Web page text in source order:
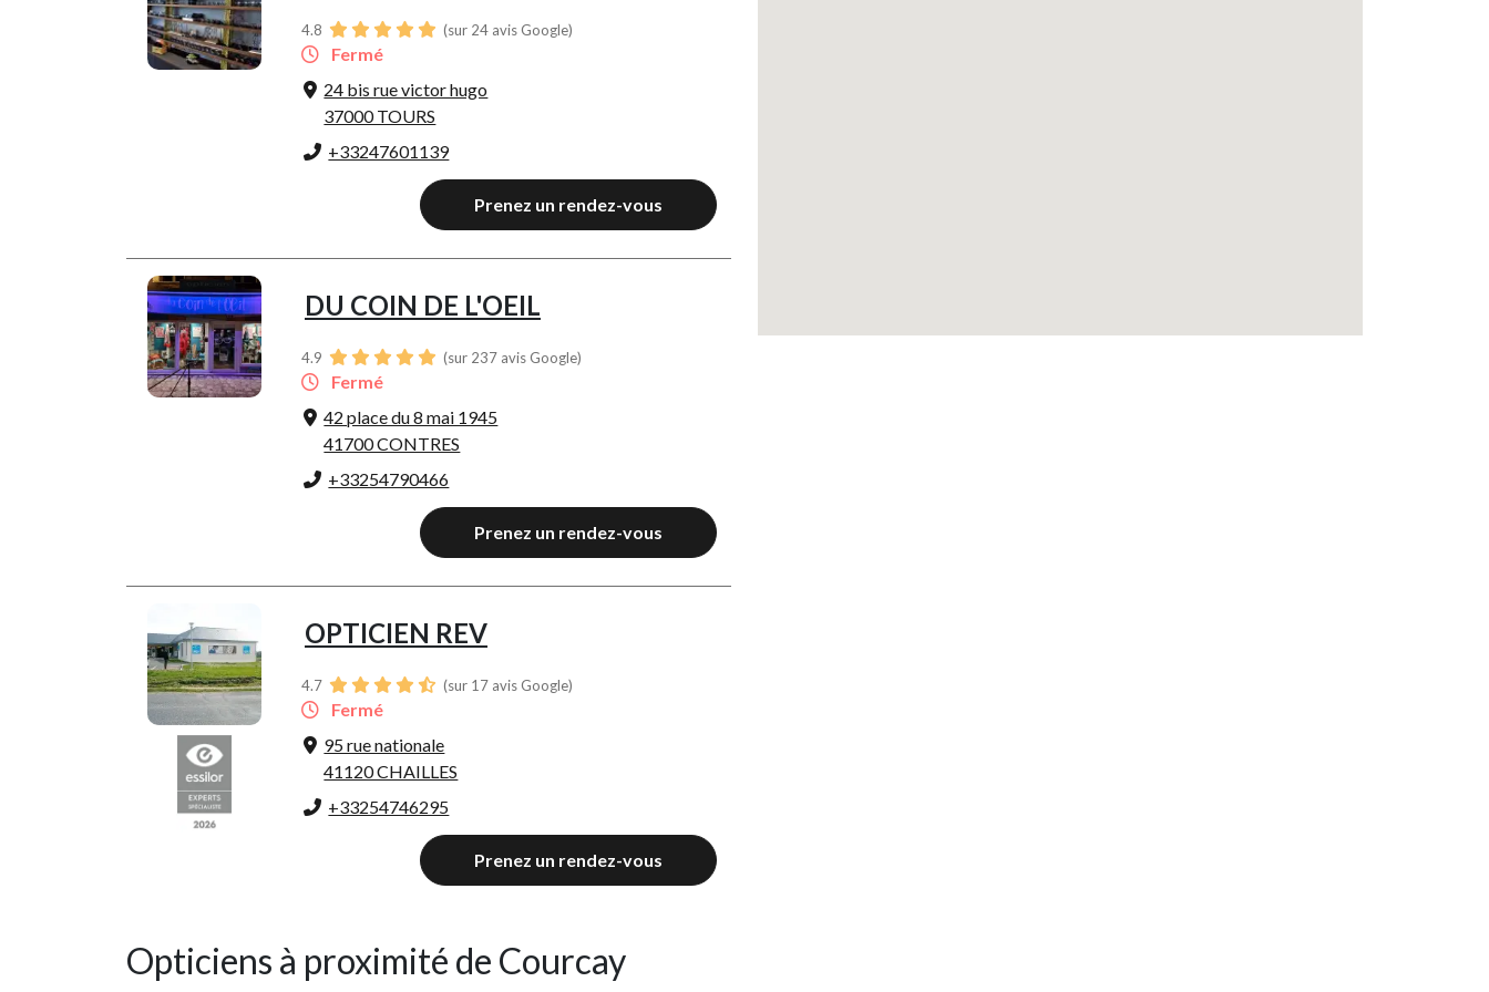
4.8 (sur 24 avis Google)
Fermé
24 bis rue victor hugo
37000 TOURS
+33247601139
Prenez un rendez-vous
DU COIN DE L'OEIL
4.9 (sur 237 avis Google)
Fermé
42 place du 8 mai 1945
41700 CONTRES
+33254790466
Prenez un rendez-vous
OPTICIEN REV
4.7 (sur 17 avis Google)
Fermé
95 rue nationale
41120 CHAILLES
+33254746295
Prenez un rendez-vous
Opticiens à proximité de Courcay